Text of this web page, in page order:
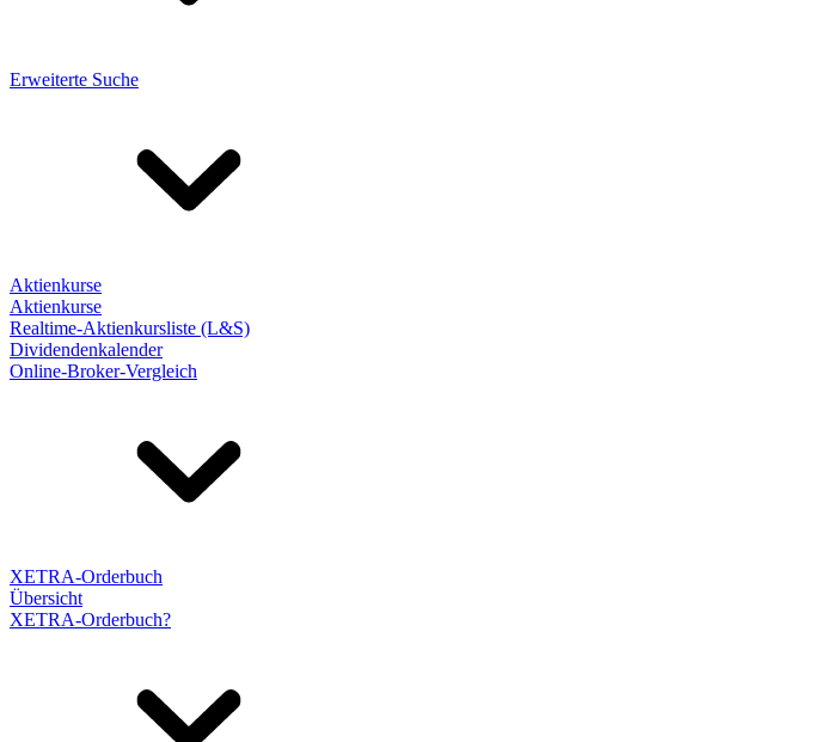
Erweiterte Suche
Aktienkurse
Aktienkurse
Realtime-Aktienkursliste (L&S)
Dividendenkalender
Online-Broker-Vergleich
XETRA-Orderbuch
Übersicht
XETRA-Orderbuch?